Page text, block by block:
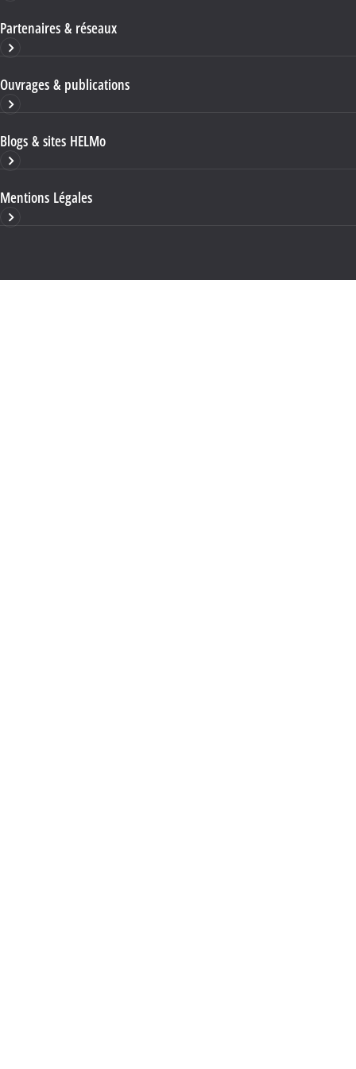
Partenaires & réseaux
Ouvrages & publications
Blogs & sites HELMo
Mentions Légales